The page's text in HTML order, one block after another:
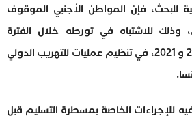
للبحث، فإن المواطن الأجنبي الموقوف
وذلك للاشتباه في تورطه خلال الفترة
الممتدة ما بين سنتي 2020 و 2021، في تنظيم عمليات للتهريب الدولي
للإجراءات الخاصة بمسطرة التسليم قبل